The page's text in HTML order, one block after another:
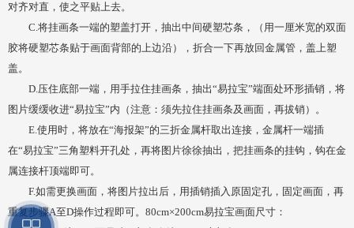
对齐对直，使之平贴上去。
C.将挂画条一端的塑盖打开，抽出中间硬塑芯条，（用一厘米宽的双面
胶将硬塑芯条贴于画面背部的上边沿），折合一下再放回金属管，盖上塑
盖。
D.压住底部一端，用手拉住挂画条，抽出“易拉宝”端面处环形插销，将
图片缓缓收进“易拉宝”内（注意：须先拉住挂画条及画面，再拔销）。
E.使用时，将放在“海报架”的三折金属杆取出连接，金属杆一端插
在“易拉宝”三角塑料开孔处，再将图片徐徐抽出，把挂画条的挂钩，钩在金
属连接杆顶端即可。
F.如需更换画面，将图片拉出后，用插销插入原固定孔，固定画面，再
重复步骤A至D操作过程即可。80cm×200cm易拉宝画面尺寸：